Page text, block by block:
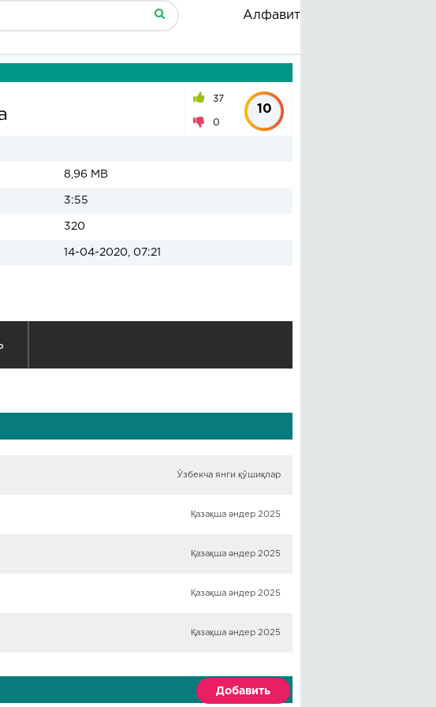
Алфавит
37
0
10
8,96 MB
3:55
320
14-04-2020, 07:21
Ўзбекча янги қўшиқлар
Қазақша әндер 2025
Қазақша әндер 2025
Қазақша әндер 2025
Қазақша әндер 2025
Добавить